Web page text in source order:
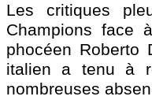
Les critiques
Champions face
phocéen Roberto
italien a tenu à
nombreuses